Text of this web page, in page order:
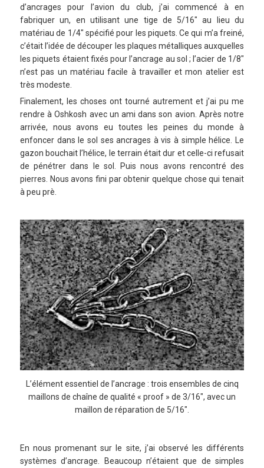
d’ancrages pour l’avion du club, j’ai commencé à en
fabriquer un, en utilisant une tige de 5/16″ au lieu du
matériau de 1/4″ spécifié pour les piquets. Ce qui m’a freiné,
c’était l’idée de découper les plaques métalliques auxquelles
les piquets étaient fixés pour l’ancrage au sol ; l’acier de 1/8″
n’est pas un matériau facile à travailler et mon atelier est
très modeste.
Finalement, les choses ont tourné autrement et j’ai pu me
rendre à Oshkosh avec un ami dans son avion. Après notre
arrivée, nous avons eu toutes les peines du monde à
enfoncer dans le sol ses ancrages à vis à simple hélice. Le
gazon bouchait l’hélice, le terrain était dur et celle-ci refusait
de pénétrer dans le sol. Puis nous avons rencontré des
pierres. Nous avons fini par obtenir quelque chose qui tenait
à peu prè.
L’élément essentiel de l’ancrage : trois ensembles de cinq
maillons de chaîne de qualité « proof » de 3/16″, avec un
maillon de réparation de 5/16″.
En nous promenant sur le site, j’ai observé les différents
systèmes d’ancrage. Beaucoup n’étaient que de simples